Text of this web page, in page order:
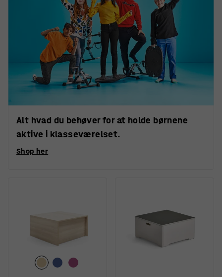
Alt hvad du behøver for at holde børnene
aktive i klasseværelset.
Shop her